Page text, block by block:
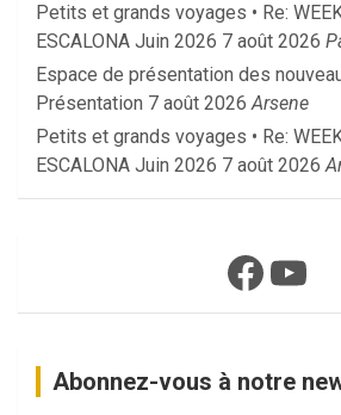
Petits et grands voyages • Re:
ESCALONA Juin 2026 7 août 2026
Espace de présentation des
Présentation 7 août 2026 Arsene
Petits et grands voyages • Re:
ESCALONA Juin 2026 7 août 2026
Abonnez-vous à notre